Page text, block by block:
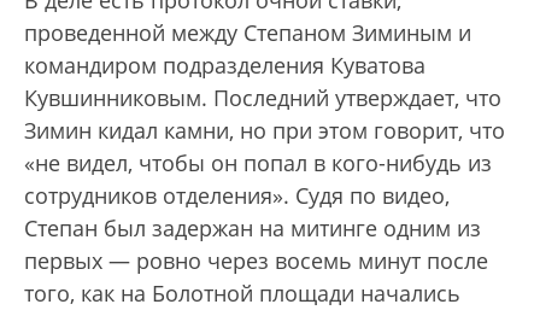
проведенной между Степаном Зиминым и
командиром подразделения Куватова
Кувшинниковым. Последний утверждает, что
Зимин кидал камни, но при этом говорит, что
«не видел, чтобы он попал в кого-нибудь из
сотрудников отделения». Судя по видео,
Степан был задержан на митинге одним из
первых — ровно через восемь минут после
того, как на Болотной площади начались